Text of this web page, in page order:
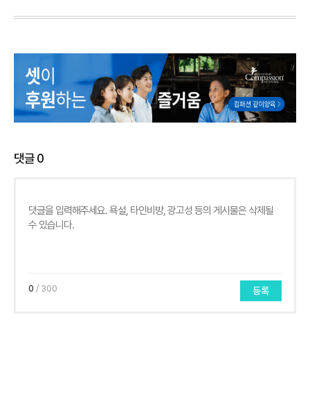
댓글0
0 / 300 등록